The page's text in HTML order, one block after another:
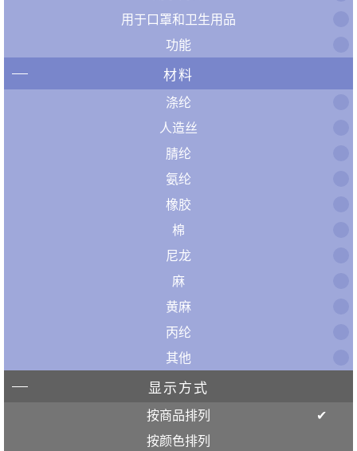
用于口罩和卫生用品
功能
材料
涤纶
人造丝
腈纶
氨纶
橡胶
棉
尼龙
麻
黄麻
丙纶
其他
显示方式
按商品排列
按颜色排列